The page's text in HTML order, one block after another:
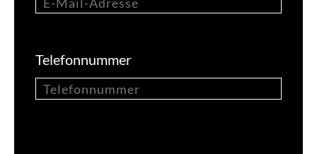
Telefonnummer